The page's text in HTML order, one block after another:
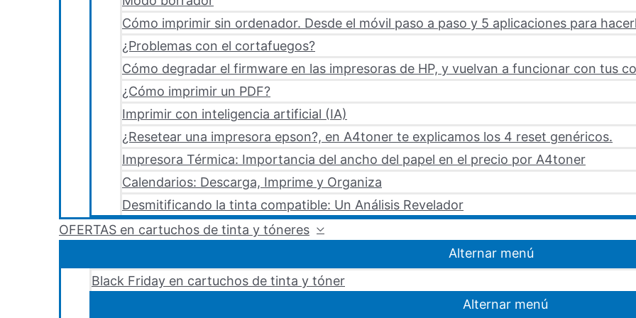
Cómo imprimir sin ordenador. Desde el móvil paso a paso y 5 aplicaciones para
¿Problemas con el cortafuegos?
Cómo degradar el firmware en las impresoras de HP, y vuelvan a funcionar con tus
¿Cómo imprimir un PDF?
Imprimir con inteligencia artificial (IA)
¿Resetear una impresora epson?, en A4toner te explicamos los 4 reset genéricos.
Impresora Térmica: Importancia del ancho del papel en el precio por A4toner
Calendarios: Descarga, Imprime y Organiza
Desmitificando la tinta compatible: Un Análisis Revelador
OFERTAS en cartuchos de tinta y tóneres
Alternar menú
Black Friday en cartuchos de tinta y tóner
Alternar menú